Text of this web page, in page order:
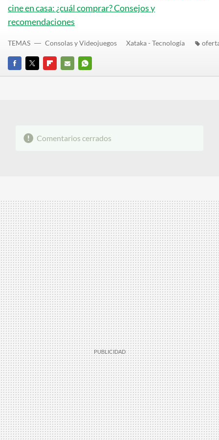
cine en casa: ¿cuál comprar? Consejos y
recomendaciones
FACEBOOK
TWITTERFLIPBOARD
E-
WHATSAPP
TEMAS Consolas y Videojuegos Xataka - Tecnología
Comentarios cerrados